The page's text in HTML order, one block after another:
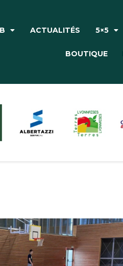
ACTUALITÉS 5×5
BOUTIQUE
Le Club
Partenaires
Boutique